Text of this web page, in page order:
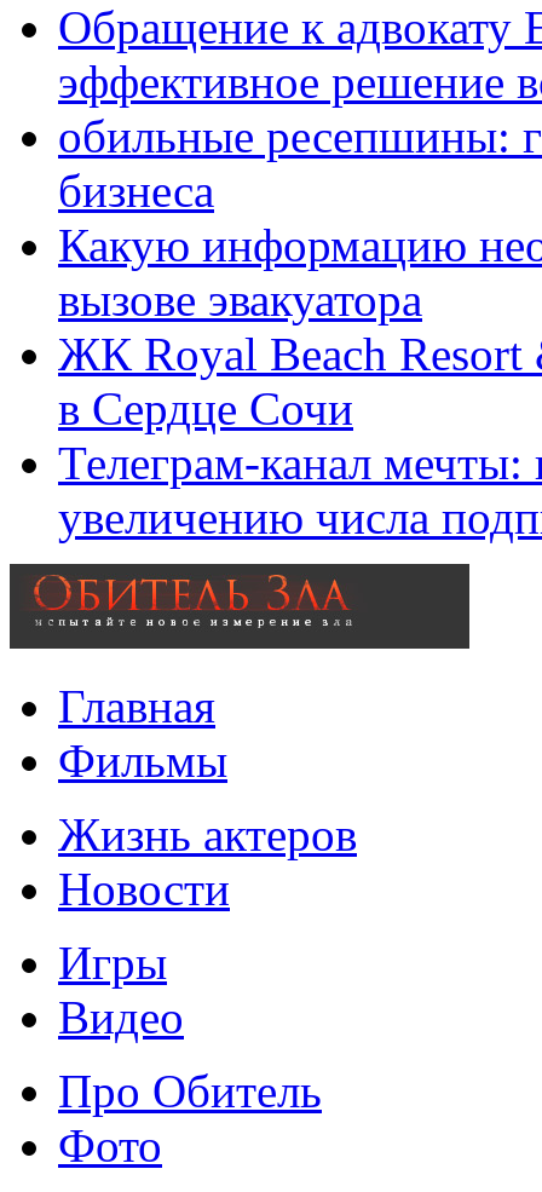
Обращение к адвокату
эффективное решение
обильные ресепшины:
бизнеса
Какую информацию
вызове эвакуатора
ЖК Royal Beach
в Сердце Сочи
Телеграм-канал мечты:
увеличению числа
Главная
Фильмы
Жизнь актеров
Новости
Игры
Видео
Про Обитель
Фото